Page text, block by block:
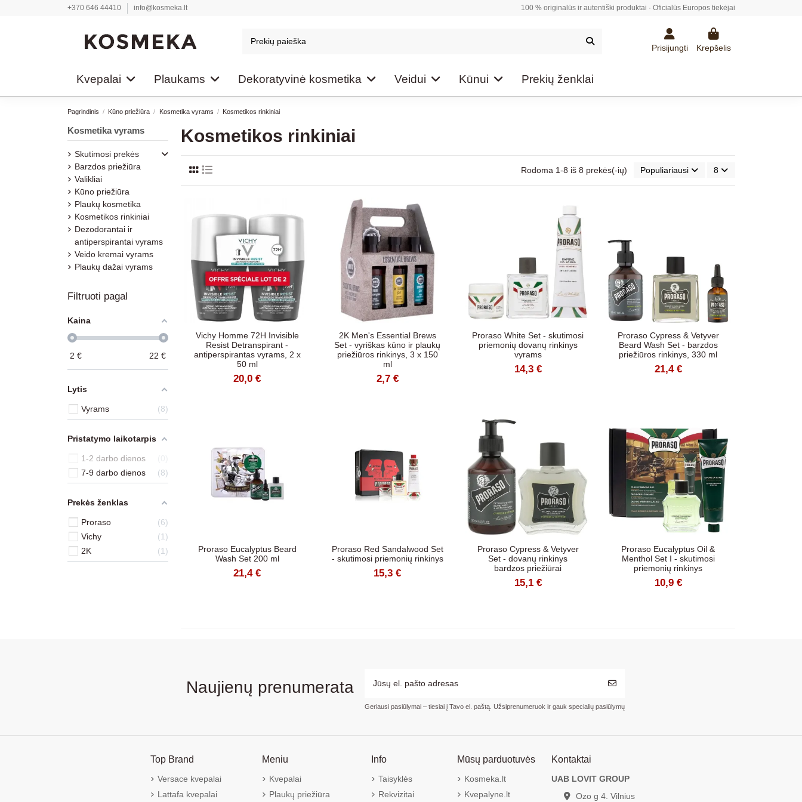
+370 646 44410 info@kosmeka.lt 100 % originalūs ir autentiški produktai · Oficialūs Europos tiekėjai
Prisijungti Krepšelis
Kvepalai Plaukams Dekoratyvinė kosmetika Veidui Kūnui Prekių ženklai
Pagrindinis Kūno priežiūra Kosmetika vyrams Kosmetikos rinkiniai
Kosmetikos rinkiniai
Rodoma 1-8 iš 8 prekės(-ių) Populiariausi 8
Vichy Homme 72H Invisible
Resist Detranspirant -
antiperspirantas vyrams, 2 x
50 ml
20,0 €
2K Men's Essential Brews
Set - vyriškas kūno ir plaukų
priežiūros rinkinys, 3 x 150
ml
2,7 €
Proraso White Set - skutimosi
priemonių dovanų rinkinys
vyrams
14,3 €
Proraso Cypress & Vetyver
Beard Wash Set - barzdos
priežiūros rinkinys, 330 ml
21,4 €
Proraso Eucalyptus Beard
Wash Set 200 ml
21,4 €
Proraso Red Sandalwood Set
- skutimosi priemonių rinkinys
15,3 €
Proraso Cypress & Vetyver
Set - dovanų rinkinys
bardzos priežiūrai
15,1 €
Proraso Eucalyptus Oil &
Menthol Set I - skutimosi
priemonių rinkinys
10,9 €
Kosmetika vyrams
Skutimosi prekės
Barzdos priežiūra
Valikliai
Kūno priežiūra
Plaukų kosmetika
Kosmetikos rinkiniai
Dezodorantai ir
antiperspirantai vyrams
Veido kremai vyrams
Plaukų dažai vyrams
Filtruoti pagal
Kaina
2 € 22 €
Lytis
Vyrams 8
Pristatymo laikotarpis
1-2 darbo dienos
7-9 darbo dienos
8
Prekės ženklas
Proraso
6
Vichy
1
2K
1
Naujienų prenumerata
Geriausi pasiūlymai – tiesiai į Tavo el. paštą. Užsiprenumeruok ir gauk specialių pasiūlymų
Top Brand
Versace kvepalai
Lattafa kvepalai
Meniu
Kvepalai
Plaukų priežiūra
Info
Taisyklės
Rekvizitai
Mūsų parduotuvės
Kosmeka.lt
Kvepalyne.lt
Kontaktai
UAB LOVIT GROUP
Ozo g 4. Vilnius